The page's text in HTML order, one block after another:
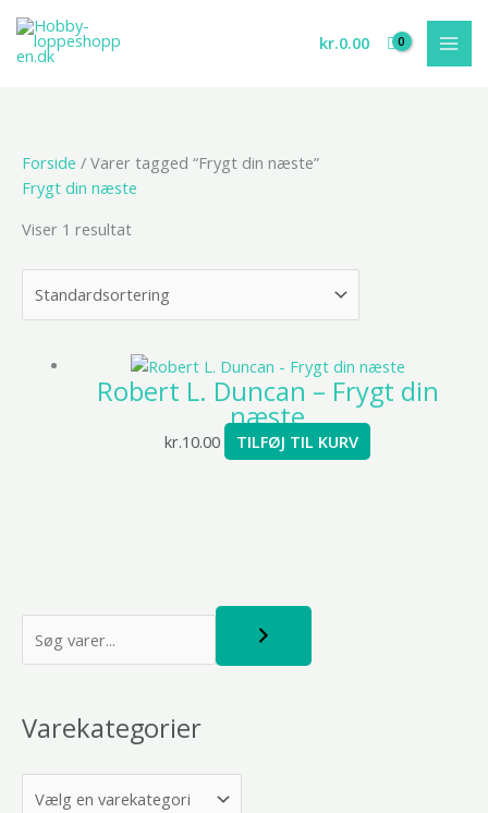
indholdet
kr.0.00
S
Varekategorier
Forside / Varer tagged “Frygt din næste”
Frygt din næste
Viser 1 resultat
Robert L. Duncan – Frygt din
næste
kr.10.00 TILFØJ TIL KURV